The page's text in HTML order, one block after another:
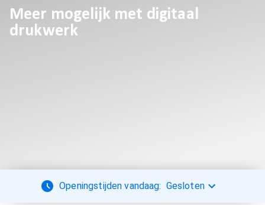
Meer mogelijk met digitaal
drukwerk
Openingstijden vandaag: Gesloten